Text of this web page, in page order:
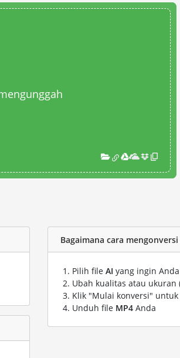
Bagaimana cara
Pilih file AI yang ingin
Ubah kualitas atau ukuran
Klik "Mulai konversi"
Unduh file MP4 Anda